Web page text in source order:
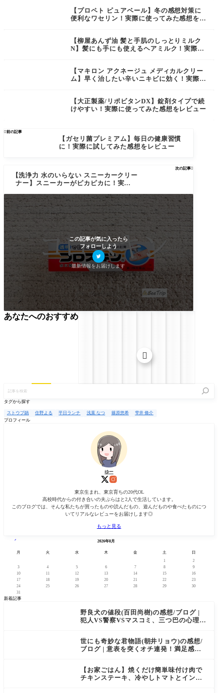
【プロペト ピュアベール】冬の感想対策に
便利なワセリン！実際に使ってみた感想をレ
【柳屋あんず油 髪と手肌のしっとりミルク
N】髪にも手にも使えるヘアミルク！実際に
【マキロン アクネージュ メディカルクリー
ム】早く治したい辛いニキビに効く！実際に
【大正製薬/リポビタンDX】錠剤タイプで続
けやすい！実際に使ってみた感想をレビュー
前の記事
【ガセリ菌プレミアム】毎日の健康習慣
に！実際に試してみた感想をレビュー
次の記事
【洗浄力 水のいらない スニーカークリー
ナー】スニーカーがピカピカに！実際に
この記事が気に入ったら
フォローしよう
最新情報をお届けします
を
検
索
タグから探す
ストウブ鍋 住野よる 平日ランチ 浅葉 なつ 篠原悠希
雫井 脩介
プロフィール
ゆー
東京生まれ、東京育ちの20代OL
高校時代からの付き合いの夫ぷらはと2人で生活しています。
このブログでは、そんな私たちが買ったものや読んだもの、遊んだものや食べたものにつ
いてリアルなレビューをお届けします◎
もっと見る
2026年8月
月 火 水 木 金 土
日
1
2
3
4 5 6 7 8
9
10
11 12 13 14 15
16
17
18 19 20 21 22
23
24
25 26 27 28 29
30
31
新着記事
野良犬の値段(百田尚樹)の感想/ブログ |
犯人VS警察VSマスコミ、三つ巴の心理戦
世にも奇妙な君物語(朝井リョウ)の感想/
ブログ | 意表を突くオチ連発！満足感が
【お家ごはん】焼くだけ簡単味付け肉で
チキンステーキ、冷やしトマトとインス
あなたへのおすすめ
